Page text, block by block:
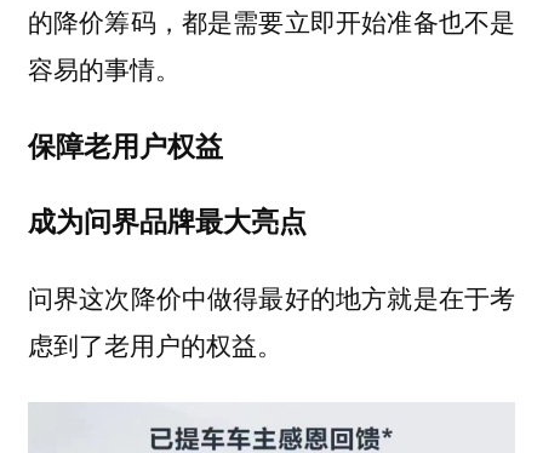
的降价筹码，都是需要立即开始准备也不是
容易的事情。
保障老用户权益
成为问界品牌最大亮点
问界这次降价中做得最好的地方就是在于考
虑到了老用户的权益。